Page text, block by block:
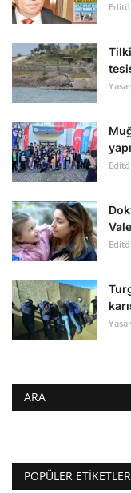
ARA
POPÜLER ETIKETLER